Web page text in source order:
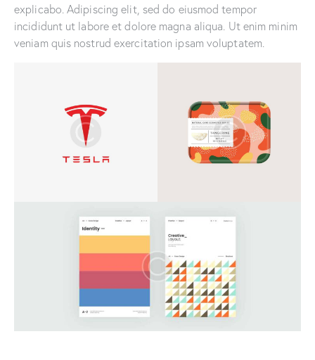
explicabo. Adipiscing elit, sed do eiusmod tempor
incididunt ut labore et dolore magna aliqua. Ut enim minim
veniam quis nostrud exercitation ipsam voluptatem.